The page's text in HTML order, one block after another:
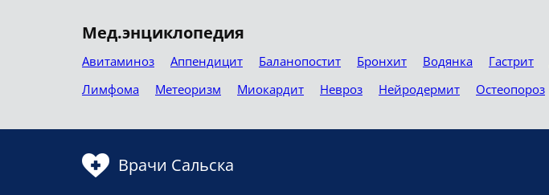
Мед.энциклопедия
Авитаминоз Аппендицит Баланопостит Бронхит Водянка Гастрит
Лимфома
Метеоризм Миокардит Невроз Нейродермит Остеопороз
Врачи Сальска